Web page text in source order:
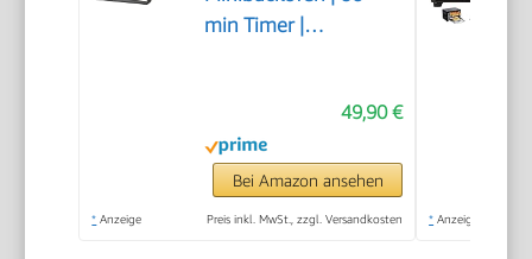
min Timer |
Krümelblech | Mini
Oven | Camping Ofen
| Kleiner Backofen |
Energiesparend
49,90 €
Bei Amazon ansehen
* Anzeige Preis inkl. MwSt., zzgl. Versandkosten * Anzeige